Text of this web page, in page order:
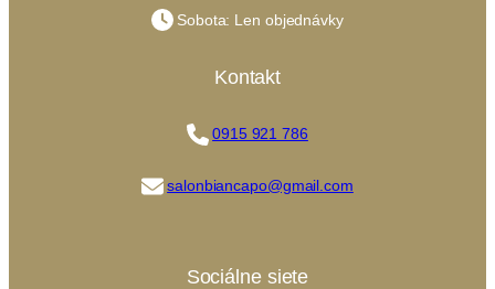
Sobota: Len objednávky
Kontakt
0915 921 786
salonbiancapo@gmail.com
Sociálne siete